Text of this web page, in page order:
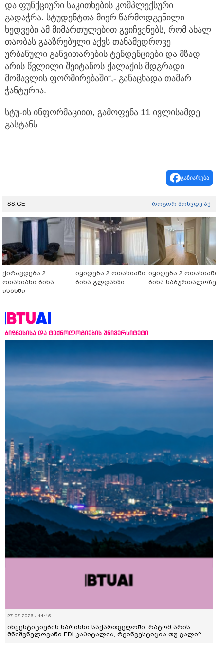
და ფუნქციური საკითხების კომპლექსური
გადაჭრა. სტუდენტთა მიერ წარმოდგენილი
ხედვები ამ მიმართულებით გვიჩვენებს, რომ ახალ
თაობას გააზრებული აქვს თანამედროვე
ურბანული განვითარების ტენდენციები და მზად
არის წვლილი შეიტანოს ქალაქის მდგრადი
მომავლის ფორმირებაში“,- განაცხადა თამარ
ჭანტურია.
სტუ-ის ინფორმაციით, გამოფენა 11 ივლისამდე
გასტანს.
გაზიარება
SS.GE როგორ მოხვდე აქ
ქირავდება 2
ოთახიანი ბინა
ისანში
იყიდება 2 ოთახიანი
ბინა გლდანში
იყიდება 2 ოთახიანი
ბინა საბურთალოზე
ბიზნესისა და ტექნოლოგიების უნივერსიტეტი
27.07.2026 / 14:45
ინვესტიციების ხარისხი საქართველოში: რატომ არის
მნიშვნელოვანი FDI კაპიტალია, რეინვესტიცია თუ ვალი?